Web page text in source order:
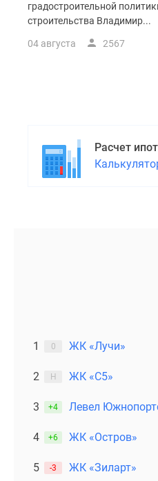
градостроительной
строительства Владимир...
04 августа 2567
Расчет
1 0 ЖК «Лучи»
2 Н ЖК «С5»
3 +4 Левел
4 +6 ЖК «Остров»
5 -3 ЖК «Зиларт»